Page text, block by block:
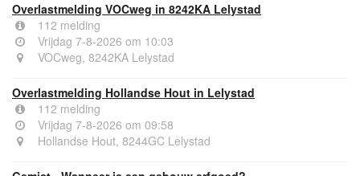
Overlastmelding VOCweg in 8242KA Lelystad
112 melding
Vrijdag 7-8-2026 om 10:03
VOCweg, 8242KA Lelystad
Overlastmelding Hollandse Hout in Lelystad
112 melding
Vrijdag 7-8-2026 om 09:58
Hollandse Hout, 8244GC Lelystad